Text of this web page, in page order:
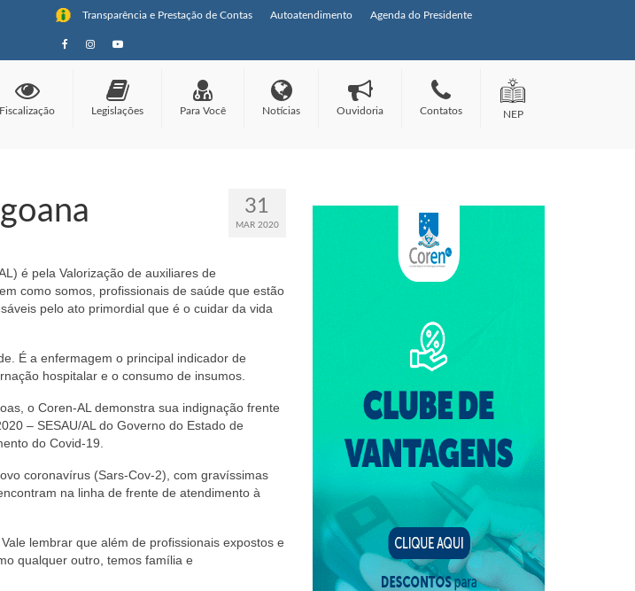
Transparência e Prestação de Contas Autoatendimento Agenda do Presidente
Fiscalização Legislações Para Você Notícias Ouvidoria Contatos NEP
31
MAR 2020
é pela Valorização de auxiliares de
como somos, profissionais de saúde que estão
pelo ato primordial que é o cuidar da vida
É a enfermagem o principal indicador de
hospitalar e o consumo de insumos.
o Coren-AL demonstra sua indignação frente
– SESAU/AL do Governo do Estado de
do Covid-19.
coronavírus (Sars-Cov-2), com gravíssimas
na linha de frente de atendimento à
lembrar que além de profissionais expostos e
qualquer outro, temos família e